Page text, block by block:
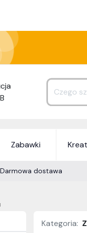
Zabawki
Darmowa dostawa
Kategoria: